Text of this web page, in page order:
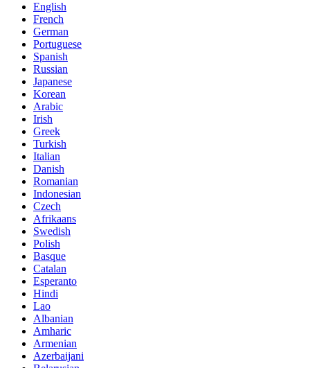
English
French
German
Portuguese
Spanish
Russian
Japanese
Korean
Arabic
Irish
Greek
Turkish
Italian
Danish
Romanian
Indonesian
Czech
Afrikaans
Swedish
Polish
Basque
Catalan
Esperanto
Hindi
Lao
Albanian
Amharic
Armenian
Azerbaijani